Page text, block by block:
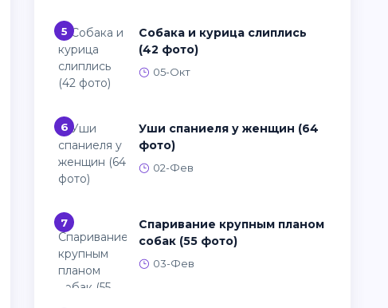
5
Собака и курица слиплись
(42 фото)
05-Окт
6
Уши спаниеля у женщин (64
фото)
02-Фев
7
Спаривание крупным планом
собак (55 фото)
03-Фев